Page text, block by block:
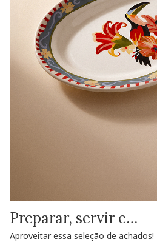
Preparar, servir e…
Aproveitar essa seleção de achados!